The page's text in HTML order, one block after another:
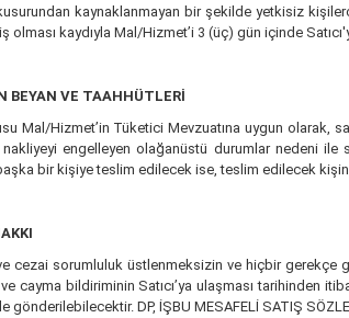
kusurundan kaynaklanmayan bir şekilde yetkisiz
olması kaydıyla Mal/Hizmet’i 3 (üç) gün içinde
BEYAN VE TAAHHÜTLERİ
Mal/Hizmet’in Tüketici Mevzuatına uygun olarak,
engelleyen olağanüstü durumlar nedeni
bir kişiye teslim edilecek ise, teslim edilecek
ve cezai sorumluluk üstlenmeksizin ve hiçbir
cayma bildiriminin Satıcı’ya ulaşması tarihinden
DP, İŞBU MESAFELİ SATIŞ